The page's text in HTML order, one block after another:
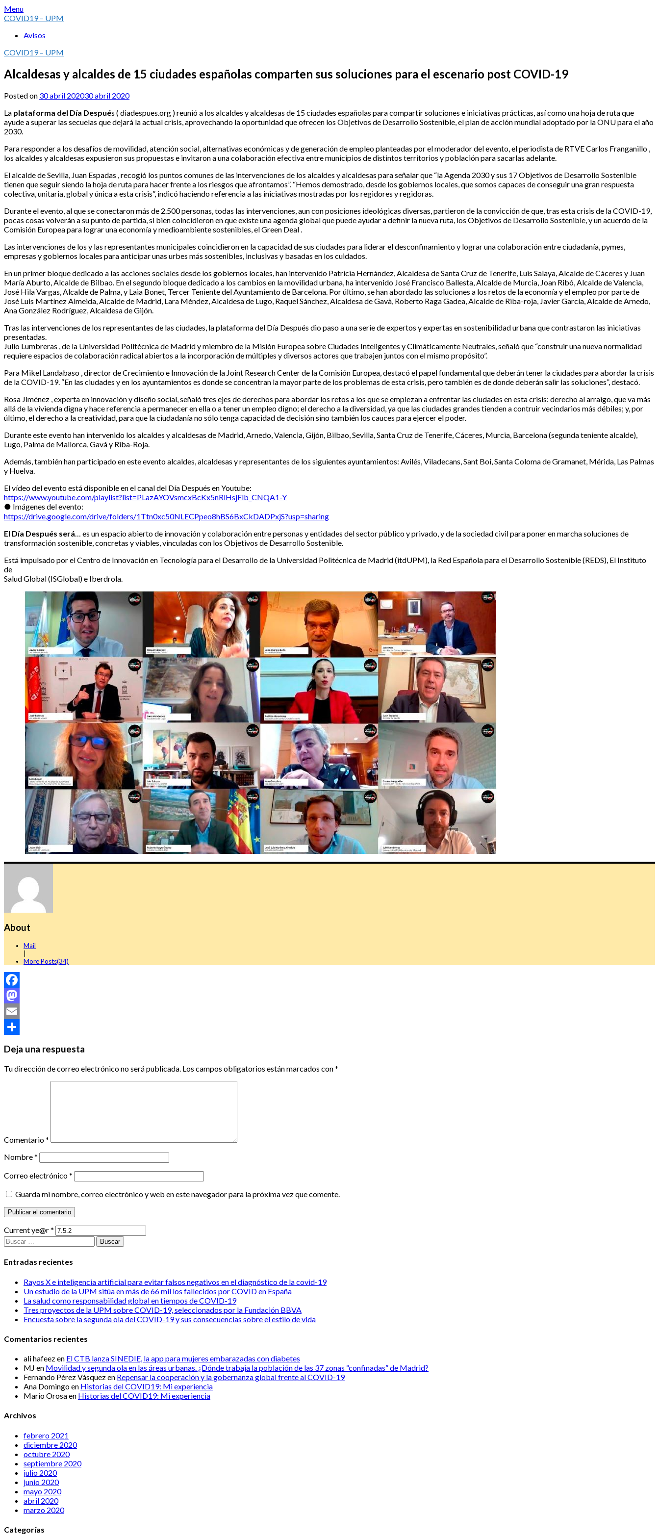
Skip
to
Menu
COVID19 – UPM
Avisos
COVID19 – UPM
Alcaldesas y alcaldes de 15 ciudades españolas comparten sus soluciones para el escenario post COVID-19
Posted on 30 abril 202030 abril 2020
La plataforma del Día Después ( diadespues.org ) reunió a los alcaldes y alcaldesas de 15 ciudades españolas para compartir soluciones e iniciativas prácticas, así como una hoja de ruta que
ayude a superar las secuelas que dejará la actual crisis, aprovechando la oportunidad que ofrecen los Objetivos de Desarrollo Sostenible, el plan de acción mundial adoptado por la ONU para el año
2030.
Para responder a los desafíos de movilidad, atención social, alternativas económicas y de generación de empleo planteadas por el moderador del evento, el periodista de RTVE Carlos Franganillo ,
los alcaldes y alcaldesas expusieron sus propuestas e invitaron a una colaboración efectiva entre municipios de distintos territorios y población para sacarlas adelante.
El alcalde de Sevilla, Juan Espadas , recogió los puntos comunes de las intervenciones de los alcaldes y alcaldesas para señalar que “la Agenda 2030 y sus 17 Objetivos de Desarrollo Sostenible
tienen que seguir siendo la hoja de ruta para hacer frente a los riesgos que afrontamos”. “Hemos demostrado, desde los gobiernos locales, que somos capaces de conseguir una gran respuesta
colectiva, unitaria, global y única a esta crisis”, indicó haciendo referencia a las iniciativas mostradas por los regidores y regidoras.
Durante el evento, al que se conectaron más de 2.500 personas, todas las intervenciones, aun con posiciones ideológicas diversas, partieron de la convicción de que, tras esta crisis de la COVID-19,
pocas cosas volverán a su punto de partida, si bien coincidieron en que existe una agenda global que puede ayudar a definir la nueva ruta, los Objetivos de Desarrollo Sostenible, y un acuerdo de la
Comisión Europea para lograr una economía y medioambiente sostenibles, el Green Deal .
Las intervenciones de los y las representantes municipales coincidieron en la capacidad de sus ciudades para liderar el desconfinamiento y lograr una colaboración entre ciudadanía, pymes,
empresas y gobiernos locales para anticipar unas urbes más sostenibles, inclusivas y basadas en los cuidados.
En un primer bloque dedicado a las acciones sociales desde los gobiernos locales, han intervenido Patricia Hernández, Alcaldesa de Santa Cruz de Tenerife, Luis Salaya, Alcalde de Cáceres y Juan
María Aburto, Alcalde de Bilbao. En el segundo bloque dedicado a los cambios en la movilidad urbana, ha intervenido José Francisco Ballesta, Alcalde de Murcia, Joan Ribó, Alcalde de Valencia,
José Hila Vargas, Alcalde de Palma, y Laia Bonet, Tercer Teniente del Ayuntamiento de Barcelona. Por último, se han abordado las soluciones a los retos de la economía y el empleo por parte de
José Luis Martínez Almeida, Alcalde de Madrid, Lara Méndez, Alcaldesa de Lugo, Raquel Sánchez, Alcaldesa de Gavà, Roberto Raga Gadea, Alcalde de Riba-roja, Javier García, Alcalde de Arnedo,
Ana González Rodríguez, Alcaldesa de Gijón.
Tras las intervenciones de los representantes de las ciudades, la plataforma del Día Después dio paso a una serie de expertos y expertas en sostenibilidad urbana que contrastaron las iniciativas
presentadas.
Julio Lumbreras , de la Universidad Politécnica de Madrid y miembro de la Misión Europea sobre Ciudades Inteligentes y Climáticamente Neutrales, señaló que “construir una nueva normalidad
requiere espacios de colaboración radical abiertos a la incorporación de múltiples y diversos actores que trabajen juntos con el mismo propósito”.
Para Mikel Landabaso , director de Crecimiento e Innovación de la Joint Research Center de la Comisión Europea, destacó el papel fundamental que deberán tener la ciudades para abordar la crisis
de la COVID-19. “En las ciudades y en los ayuntamientos es donde se concentran la mayor parte de los problemas de esta crisis, pero también es de donde deberán salir las soluciones”, destacó.
Rosa Jiménez , experta en innovación y diseño social, señaló tres ejes de derechos para abordar los retos a los que se empiezan a enfrentar las ciudades en esta crisis: derecho al arraigo, que va más
allá de la vivienda digna y hace referencia a permanecer en ella o a tener un empleo digno; el derecho a la diversidad, ya que las ciudades grandes tienden a contruir vecindarios más débiles; y, por
último, el derecho a la creatividad, para que la ciudadanía no sólo tenga capacidad de decisión sino también los cauces para ejercer el poder.
Durante este evento han intervenido los alcaldes y alcaldesas de Madrid, Arnedo, Valencia, Gijón, Bilbao, Sevilla, Santa Cruz de Tenerife, Cáceres, Murcia, Barcelona (segunda teniente alcalde),
Lugo, Palma de Mallorca, Gavá y Riba-Roja.
Además, también han participado en este evento alcaldes, alcaldesas y representantes de los siguientes ayuntamientos: Avilés, Viladecans, Sant Boi, Santa Coloma de Gramanet, Mérida, Las Palmas
y Huelva.
El vídeo del evento está disponible en el canal del Día Después en Youtube:
https://www.youtube.com/playlist?list=PLazAYOVsmcxBcKx5nRlHsjFlb_CNQA1-Y
● Imágenes del evento:
https://drive.google.com/drive/folders/1Ttn0xc50NLECPpeo8hBS6BxCkDADPxjS?usp=sharing
El Día Después será… es un espacio abierto de innovación y colaboración entre personas y entidades del sector público y privado, y de la sociedad civil para poner en marcha soluciones de
transformación sostenible, concretas y viables, vinculadas con los Objetivos de Desarrollo Sostenible.
Está impulsado por el Centro de Innovación en Tecnología para el Desarrollo de la Universidad Politécnica de Madrid (itdUPM), la Red Española para el Desarrollo Sostenible (REDS), El Instituto
de
Salud Global (ISGlobal) e Iberdrola.
About
Mail
More Posts(34)
Facebook
Mastodon
Email
Deja una respuesta
Tu dirección de correo electrónico no será publicada. Los campos obligatorios están marcados con*
Comentario*
Nombre*
Correo electrónico*
Guarda mi nombre, correo electrónico y web en este navegador para la próxima vez que comente.
Current ye@r*
Buscar:
Entradas recientes
Rayos X e inteligencia artificial para evitar falsos negativos en el diagnóstico de la covid-19
Un estudio de la UPM sitúa en más de 66 mil los fallecidos por COVID en España
La salud como responsabilidad global en tiempos de COVID-19
Tres proyectos de la UPM sobre COVID-19, seleccionados por la Fundación BBVA
Encuesta sobre la segunda ola del COVID-19 y sus consecuencias sobre el estilo de vida
Comentarios recientes
ali hafeezen El CTB lanza SINEDIE, la app para mujeres embarazadas con diabetes
MJ en Movilidad y segunda ola en las áreas urbanas. ¿Dónde trabaja la población de las 37 zonas “confinadas” de Madrid?
Fernando Pérez Vásquezen Repensar la cooperación y la gobernanza global frente al COVID-19
Ana Domingoen Historias del COVID19: Mi experiencia
Mario Orosaen Historias del COVID19: Mi experiencia
Archivos
febrero 2021
diciembre 2020
octubre 2020
septiembre 2020
julio 2020
junio 2020
mayo 2020
abril 2020
marzo 2020
Categorías